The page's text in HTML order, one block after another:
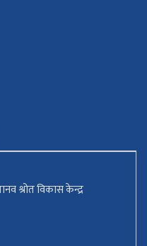
श्रोत विकास केन्द्र